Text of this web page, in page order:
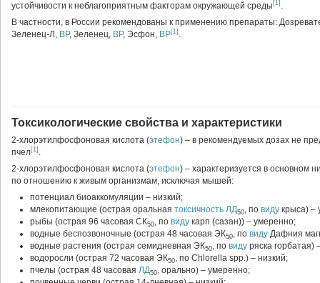
устойчивости к неблагоприятным факторам окружающей среды [1] .
В частности, в России рекомендованы к применению препараты:
Зеленец-Л, ВР, Зеленец, ВР, Эсфон, ВР[1] .
Токсикологические свойства и характеристики
2-хлорэтилфосфоновая кислота (этефон) – в рекомендуемых дозах не
пчел[1] .
2-хлорэтилфосфоновая кислота (этефон) – характеризуется в основном
по отношению к живым организмам, исключая мышей:
потенциал биоаккомуляции – низкий;
млекопитающие (острая оральная токсичность ЛД50, по виду крыса) –
рыбы (острая 96 часовая СК50, по виду карп (сазан)) – умеренно;
водные беспозвоночные (острая 48 часовая ЭК50, по виду Дафния
водные растения (острая семидневная ЭК50, по виду ряска горбатая)
водоросли (острая 72 часовая ЭК50, по Chlorella spp.) – низкий;
пчелы (острая 48 часовая ЛД50, орально) – умеренно;